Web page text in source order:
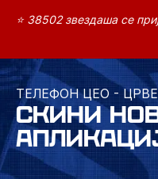
⭐ 38502 звездаша се
ТЕЛЕФОН ЦЕО -
СКИНИ